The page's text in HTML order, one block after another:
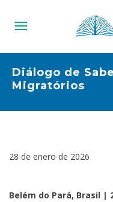
Diálogo de
Migratórios
28 de enero de 2026
Belém do Pará, Brasil |